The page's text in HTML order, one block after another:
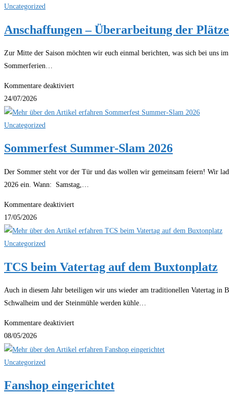
durchsuchen
Uncategorized
Anschaffungen – Überarbeitung der
Zur Mitte der Saison möchten wir euch einmal berichten, was sich bei uns
Sommerferien…
Kommentare deaktiviertfür
–
Plätze
LK-
Turniere
24/07/2026
Uncategorized
Sommerfest Summer-Slam 2026
Der Sommer steht vor der Tür und das wollen wir gemeinsam feiern! Wir
2026 ein. Wann: Samstag,…
Kommentare deaktiviertfür
Summer-
17/05/2026
Uncategorized
TCS beim Vatertag auf dem Buxtonplatz
Auch in diesem Jahr beteiligen wir uns wieder am traditionellen Vatertag in
Schwalheim und der Steinmühle werden kühle…
Kommentare deaktiviertfür
beim
dem
08/05/2026
Uncategorized
Fanshop eingerichtet